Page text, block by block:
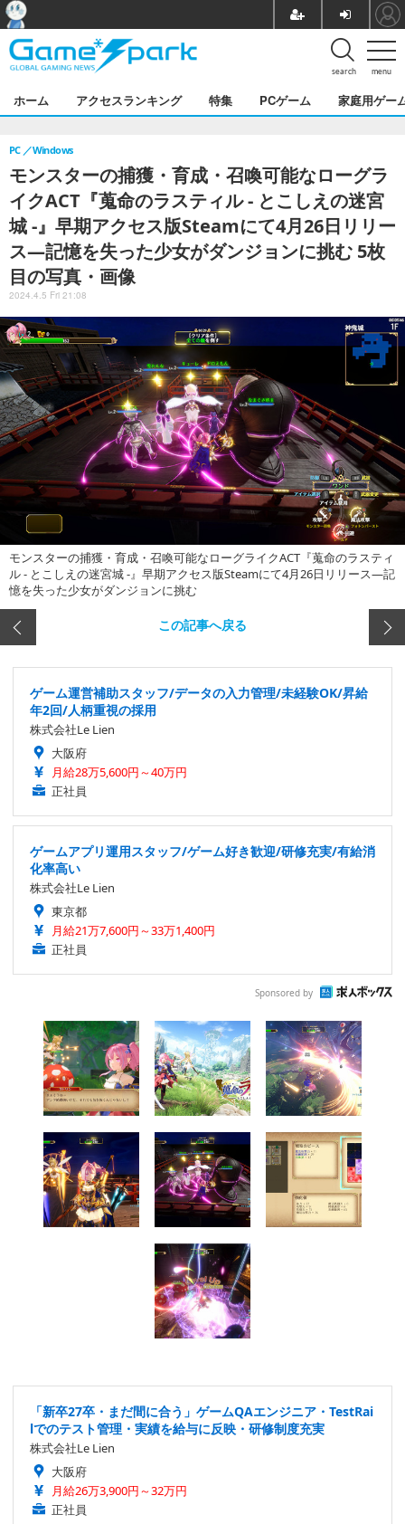
menu
search
ホーム アクセスランキング 特集 PCゲーム 家庭用ゲー
モンスターの捕獲・育成・召喚可能なローグラ
イクACT『蒐命のラスティル - とこしえの迷宮
城 -』早期アクセス版Steamにて4月26日リリー
ス―記憶を失った少女がダンジョンに挑む 5枚
目の写真・画像
PC Windows
2024.4.5 Fri 21:08
モンスターの捕獲・育成・召喚可能なローグライクACT『蒐命のラスティ
ル - とこしえの迷宮城 -』早期アクセス版Steamにて4月26日リリース―記
憶を失った少女がダンジョンに挑む
この記事へ戻る
ゲーム運営補助スタッフ/データの入力管理/未経験OK/昇給
年2回/人柄重視の採用
株式会社Le Lien
大阪府
月給28万5,600円～40万円
正社員
ゲームアプリ運用スタッフ/ゲーム好き歓迎/研修充実/有給消
化率高い
株式会社Le Lien
東京都
月給21万7,600円～33万1,400円
正社員
Sponsored by
「新卒27卒・まだ間に合う」ゲームQAエンジニア・TestRai
lでのテスト管理・実績を給与に反映・研修制度充実
株式会社Le Lien
大阪府
月給26万3,900円～32万円
正社員